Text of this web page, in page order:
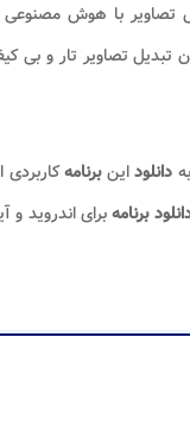
تصاویر با هوش مصنوعی
تبدیل تصاویر تار و بی
دانلوداینبرنامه
برنامهبرای اندروید